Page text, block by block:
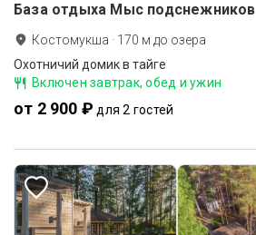
База отдыха Мыс подснежников
Костомукша · 170 м до озера
Охотничий домик в тайге
Включен завтрак, обед и ужин
от 2 900 ₽ для 2 гостей